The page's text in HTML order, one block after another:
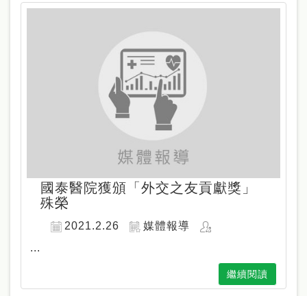
國泰醫院獲頒「外交之友貢獻獎」
殊榮
2021.2.26
媒體報導
...
繼續閱讀